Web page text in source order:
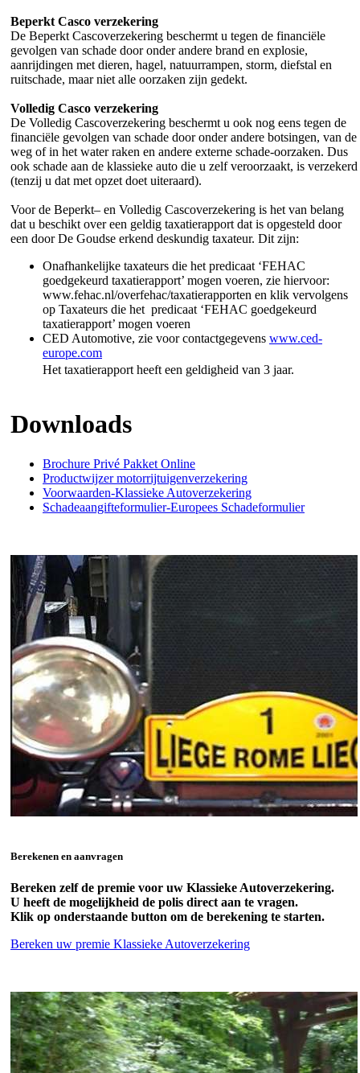
Beperkt Casco verzekering
De Beperkt Cascoverzekering beschermt u tegen de financiële
gevolgen van schade door onder andere brand en explosie,
aanrijdingen met dieren, hagel, natuurrampen, storm, diefstal en
ruitschade, maar niet alle oorzaken zijn gedekt.
Volledig Casco verzekering
De Volledig Cascoverzekering beschermt u ook nog eens tegen de
financiële gevolgen van schade door onder andere botsingen, van de
weg of in het water raken en andere externe schade-oorzaken. Dus
ook schade aan de klassieke auto die u zelf veroorzaakt, is verzekerd
(tenzij u dat met opzet doet uiteraard).
Voor de Beperkt– en Volledig Cascoverzekering is het van belang
dat u beschikt over een geldig taxatierapport dat is opgesteld door
een door De Goudse erkend deskundig taxateur. Dit zijn:
Onafhankelijke taxateurs die het predicaat ‘FEHAC
goedgekeurd taxatierapport’ mogen voeren, zie hiervoor:
www.fehac.nl/overfehac/taxatierapporten en klik vervolgens
op Taxateurs die het predicaat ‘FEHAC goedgekeurd
taxatierapport’ mogen voeren
CED Automotive, zie voor contactgegevens www.ced-
europe.com
Het taxatierapport heeft een geldigheid van 3 jaar.
Downloads
Brochure Privé Pakket Online
Productwijzer motorrijtuigenverzekering
Voorwaarden-Klassieke Autoverzekering
Schadeaangifteformulier-Europees Schadeformulier
Berekenen en aanvragen
Bereken zelf de premie voor uw Klassieke Autoverzekering.
U heeft de mogelijkheid de polis direct aan te vragen.
Klik op onderstaande button om de berekening te starten.
Bereken uw premie Klassieke Autoverzekering